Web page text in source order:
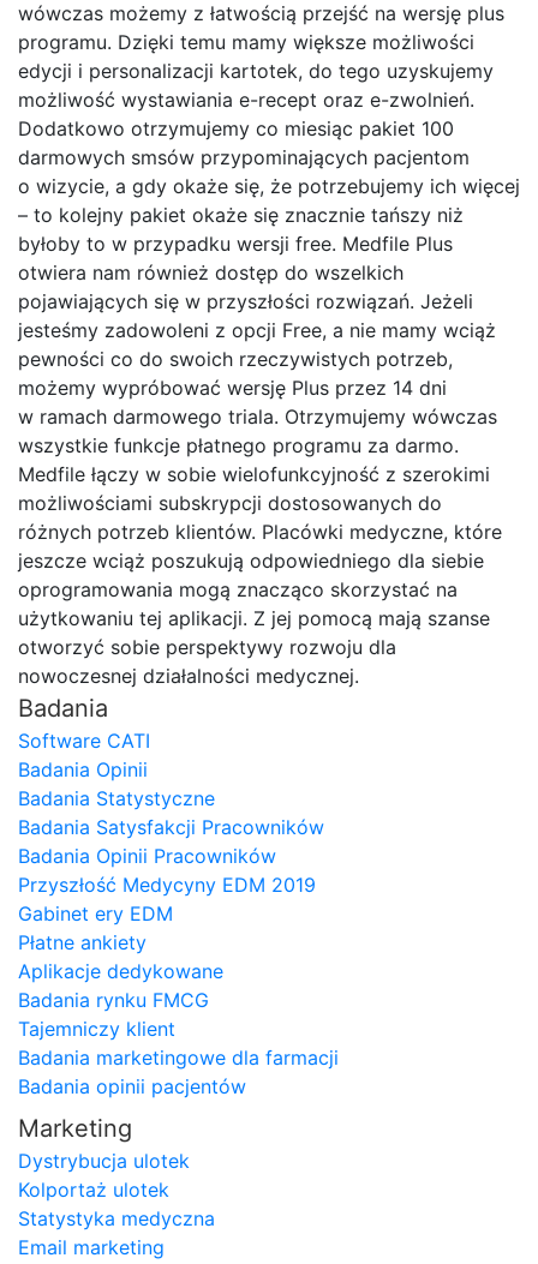
wówczas możemy z łatwością przejść na wersję plus
programu. Dzięki temu mamy większe możliwości
edycji i personalizacji kartotek, do tego uzyskujemy
możliwość wystawiania e-recept oraz e-zwolnień.
Dodatkowo otrzymujemy co miesiąc pakiet 100
darmowych smsów przypominających pacjentom
o wizycie, a gdy okaże się, że potrzebujemy ich więcej
– to kolejny pakiet okaże się znacznie tańszy niż
byłoby to w przypadku wersji free. Medfile Plus
otwiera nam również dostęp do wszelkich
pojawiających się w przyszłości rozwiązań. Jeżeli
jesteśmy zadowoleni z opcji Free, a nie mamy wciąż
pewności co do swoich rzeczywistych potrzeb,
możemy wypróbować wersję Plus przez 14 dni
w ramach darmowego triala. Otrzymujemy wówczas
wszystkie funkcje płatnego programu za darmo.
Medfile łączy w sobie wielofunkcyjność z szerokimi
możliwościami subskrypcji dostosowanych do
różnych potrzeb klientów. Placówki medyczne, które
jeszcze wciąż poszukują odpowiedniego dla siebie
oprogramowania mogą znacząco skorzystać na
użytkowaniu tej aplikacji. Z jej pomocą mają szanse
otworzyć sobie perspektywy rozwoju dla
nowoczesnej działalności medycznej.
Badania
Software CATI
Badania Opinii
Badania Statystyczne
Badania Satysfakcji Pracowników
Badania Opinii Pracowników
Przyszłość Medycyny EDM 2019
Gabinet ery EDM
Płatne ankiety
Aplikacje dedykowane
Badania rynku FMCG
Tajemniczy klient
Badania marketingowe dla farmacji
Badania opinii pacjentów
Marketing
Dystrybucja ulotek
Kolportaż ulotek
Statystyka medyczna
Email marketing